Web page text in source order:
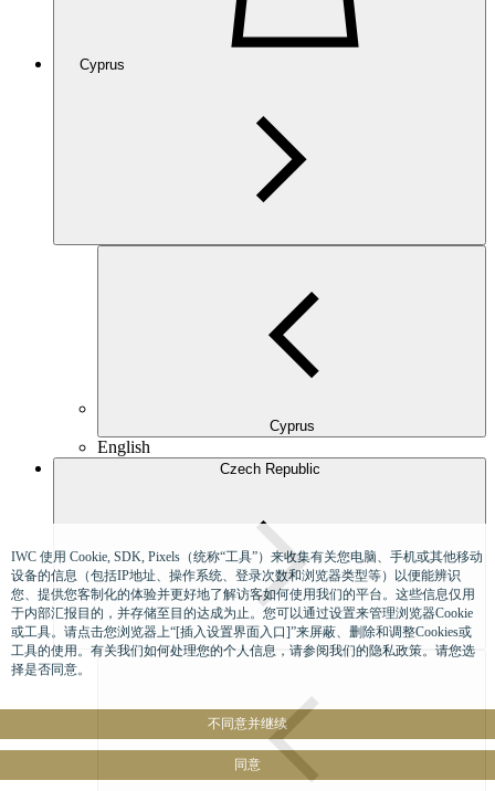
Cyprus
Cyprus
English
Czech Republic
IWC 使用 Cookie, SDK, Pixels（统称“工具”）来收集有关您电脑、手机或其他移动
设备的信息（包括IP地址、操作系统、登录次数和浏览器类型等）以便能辨识
您、提供您客制化的体验并更好地了解访客如何使用我们的平台。这些信息仅用
于内部汇报目的，并存储至目的达成为止。您可以通过设置来管理浏览器Cookie
或工具。请点击您浏览器上“[插入设置界面入口]”来屏蔽、删除和调整Cookies或
工具的使用。有关我们如何处理您的个人信息，请参阅我们的隐私政策。请您选
择是否同意。
不同意并继续
同意